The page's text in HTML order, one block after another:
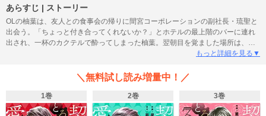
あらすじ | ストーリー
OLの柚葉は、友人との食事会の帰りに間宮コーポレーションの副社長・琉聖と
出会う。「ちょっと付き合ってくれないか？」とホテルの最上階のバーに連れ
出され、一杯のカクテルで酔ってしまった柚葉。翌朝目を覚ました場所は、な
んと彼の部屋で――!?その夜から一週間後、柚葉を見つけ出した琉聖は職場に
契約結婚を持ち掛けてきて――!?(この作品は電子コミック誌comic Berry's Vol.
92～96に収録されています。重複購入にご注意ください)
もっと詳細を見る▼
＼無料試し読み増量中！／
1巻 2巻 3巻